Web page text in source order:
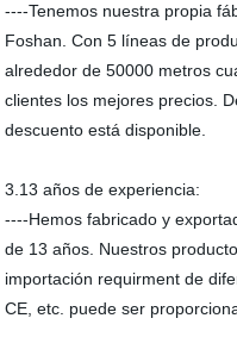
----Tenemos nuestra propia
Foshan. Con 5 líneas de
alrededor de 50000 metros
clientes los mejores precios.
descuento está disponible.
3.13 años de experiencia:
----Hemos fabricado y
de 13 años. Nuestros
importación requirment de
CE, etc. puede ser